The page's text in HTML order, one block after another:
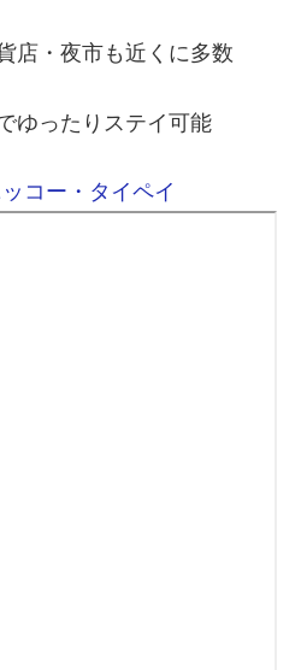
店・夜市も近くに多数
ゆったりステイ可能
コー・タイペイ